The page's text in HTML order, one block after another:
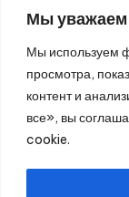
Мы уважаем
Мы используем
просмотра,
контент и
все», вы
cookie.
Февраль 2024
Январь 2024
Декабрь 2023
Октябрь 2023